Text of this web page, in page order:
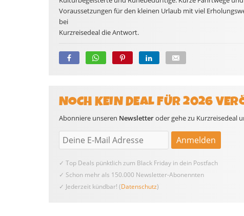
Voraussetzungen für den kleinen Urlaub mit viel
bei
Kurzreisedeal die Antwort.
NOCH KEIN DEAL FÜR 2026
Abonniere unseren Newsletteroder gehe zu Kurzreisedeal
✓ Top Deals pünktlich zum Black Friday in dein Postfach
✓ Schon mehr als 150.000 Newsletter-Abonennten
✓ Jederzeit kündbar! (Datenschutz)